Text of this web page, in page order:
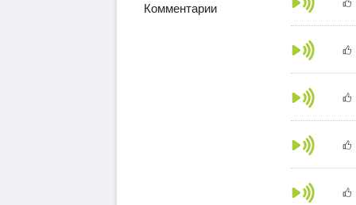
Комментарии